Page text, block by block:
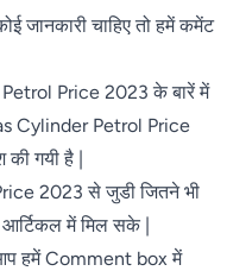
चाहिए तो हमें कमेंट
Price 2023 के बारें में
Cylinder Petrol Price
की गयी है |
2023 से जुडी जितने भी
आर्टिकल में मिल सके |
हमें Comment box में